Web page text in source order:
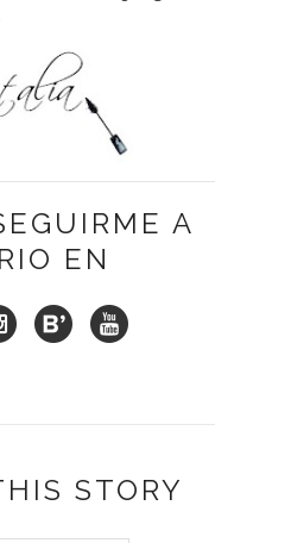
A
EN
STORY